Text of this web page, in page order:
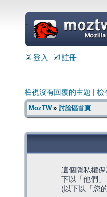
=
登入 註冊
檢視沒有回覆的主題 檢
MozTW» 討論區首頁
這個隱私權
下以「他們
(以下以「您